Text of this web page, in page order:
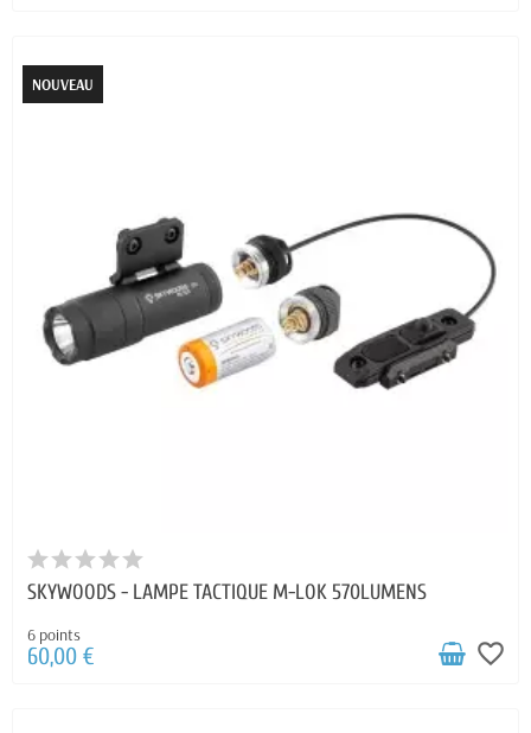
NOUVEAU
SKYWOODS - LAMPE TACTIQUE M-LOK 570LUMENS
6 points
60,00 € favorite_border